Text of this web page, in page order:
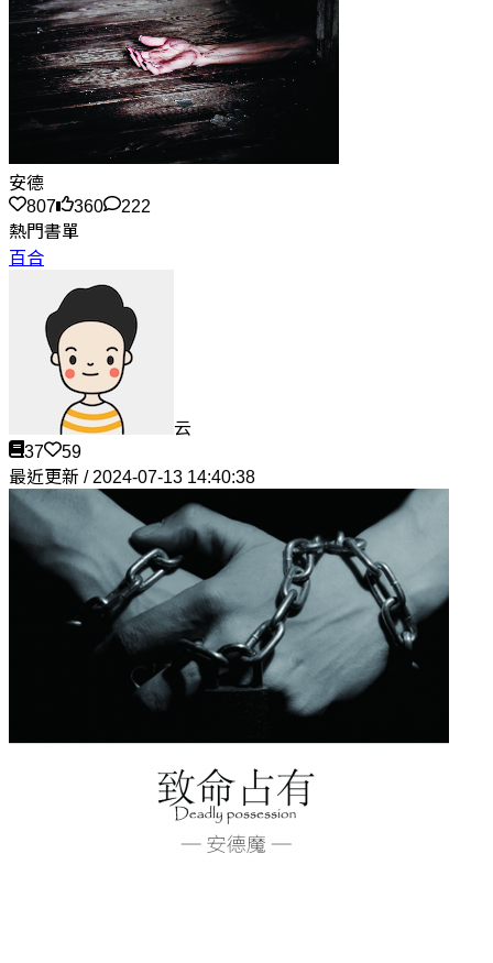
安德
807
360
222
熱門書單
百合
云
37
59
最近更新 / 2024-07-13 14:40:38